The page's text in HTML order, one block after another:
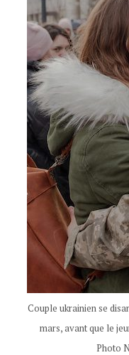
Couple ukrainien se
mars, avant que le
Photo